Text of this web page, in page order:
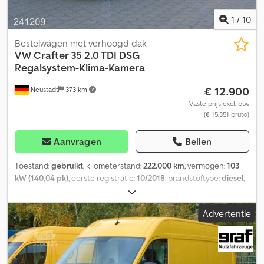
1 / 10
Neustadt 373 km
Bestelwagen met verhoogd dak
VWCrafter 35 2.0 TDI DSG
Regalsystem-Klima-Kamera
€ 12.900
Vaste prijs excl. btw
(€ 15.351 bruto)
Aanvragen Bellen
Toestand:gebruikt, kilometerstand: 222.000 km, vermogen:103
kW (140,04 pk) , eerste registratie:10/2018 , brandstoftype:diesel
geel
automatisch, emissieklasse:Euro 6, aantal zitplaatsen:1, totale
lengte:5.886 mm, totale breedte:2.040 mm, totale hoogte:2.590
mm, laadruimte lengte:3.268 mm , laadruimtebreedte:1.832 mm,
laadruimtehoogte:1.961 mm, Bouwjaar:2018, Uitrusting:ABS,
airconditioning, centrale vergrendeling, elektronisch
Advertentie